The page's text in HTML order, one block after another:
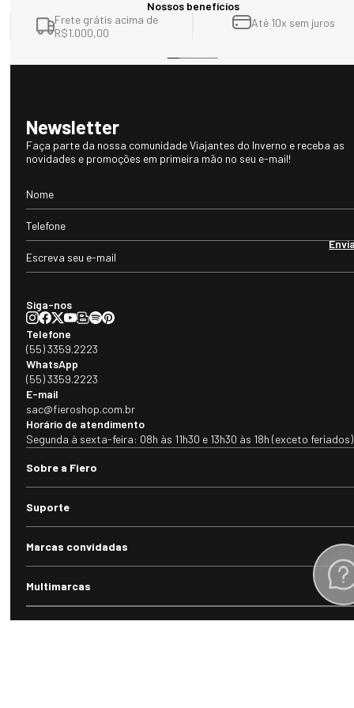
Nossos benefícios
Frete grátis acima de
R$1.000,00
Até 10x sem juros
Newsletter
Faça parte da nossa comunidade Viajantes do Inverno e receba as
novidades e promoções em primeira mão no seu e-mail!
Siga-nos
Telefone
(55) 3359.2223
WhatsApp
(55) 3359.2223
E-mail
sac@fieroshop.com.br
Horário de atendimento
Segunda à sexta-feira: 08h às 11h30 e 13h30 às 18h (exceto feriados)
Sobre a Fiero
Suporte
Marcas convidadas
Multimarcas